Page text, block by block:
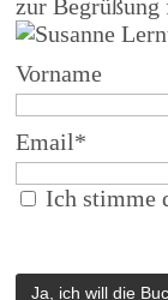
zur Begrüßung
Vorname
Email*
Ich stimme